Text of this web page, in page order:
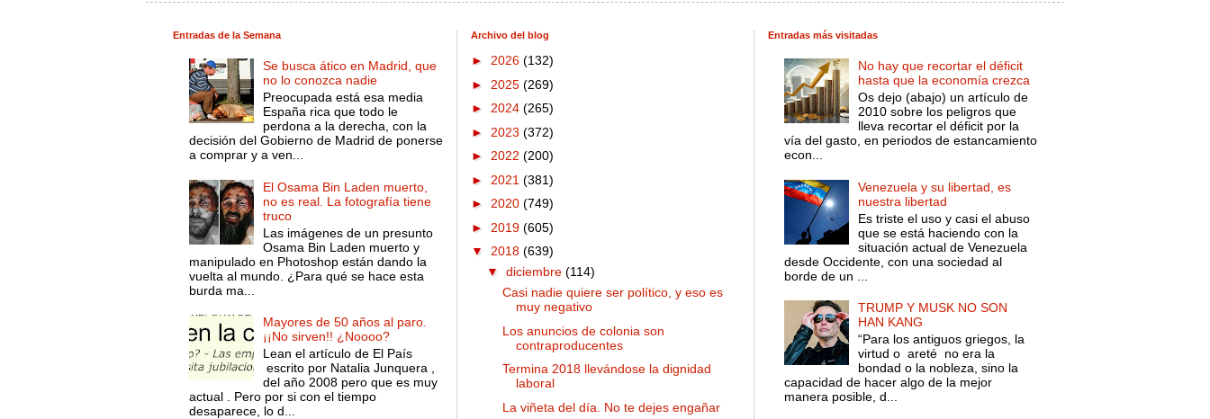
Entradas de la Semana
Se busca ático en Madrid, que
no lo conozca nadie
Preocupada está esa media
España rica que todo le
perdona a la derecha, con la
decisión del Gobierno de Madrid de ponerse
a comprar y a ven...
El Osama Bin Laden muerto,
no es real. La fotografía tiene
truco
Las imágenes de un presunto
Osama Bin Laden muerto y
manipulado en Photoshop están dando la
vuelta al mundo. ¿Para qué se hace esta
burda ma...
Mayores de 50 años al paro.
¡¡No sirven!! ¿Noooo?
Lean el artículo de El País
escrito por Natalia Junquera ,
del año 2008 pero que es muy
actual . Pero por si con el tiempo
desaparece, lo d...
Archivo del blog
► 2026 (132)
► 2025 (269)
► 2024 (265)
► 2023 (372)
► 2022 (200)
► 2021 (381)
► 2020 (749)
► 2019 (605)
▼ 2018 (639)
▼ diciembre (114)
Casi nadie quiere ser político, y eso es
muy negativo
Los anuncios de colonia son
contraproducentes
Termina 2018 llevándose la dignidad
laboral
La viñeta del día. No te dejes engañar
Entradas más visitadas
No hay que recortar el déficit
hasta que la economía crezca
Os dejo (abajo) un artículo de
2010 sobre los peligros que
lleva recortar el déficit por la
vía del gasto, en periodos de estancamiento
econ...
Venezuela y su libertad, es
nuestra libertad
Es triste el uso y casi el abuso
que se está haciendo con la
situación actual de Venezuela
desde Occidente, con una sociedad al
borde de un ...
TRUMP Y MUSK NO SON
HAN KANG
“Para los antiguos griegos, la
virtud o areté no era la
bondad o la nobleza, sino la
capacidad de hacer algo de la mejor
manera posible, d...